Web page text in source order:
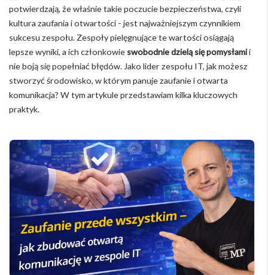
potwierdzają, że właśnie takie poczucie bezpieczeństwa, czyli
kultura zaufania i otwartości - jest najważniejszym czynnikiem
sukcesu zespołu. Zespoły pielęgnujące te wartości osiągają
lepsze wyniki, a ich członkowie swobodnie dzielą się pomysłamii
nie boją się popełniać błędów. Jako lider zespołu IT, jak możesz
stworzyć środowisko, w którym panuje zaufanie i otwarta
komunikacja? W tym artykule przedstawiam kilka kluczowych
praktyk.